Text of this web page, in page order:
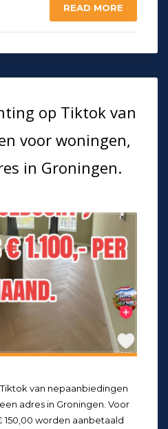
READ MORE
op Tiktok van
voor woningen,
in Groningen.
van nepaanbiedingen
adres in Groningen. Voor
worden aanbetaald